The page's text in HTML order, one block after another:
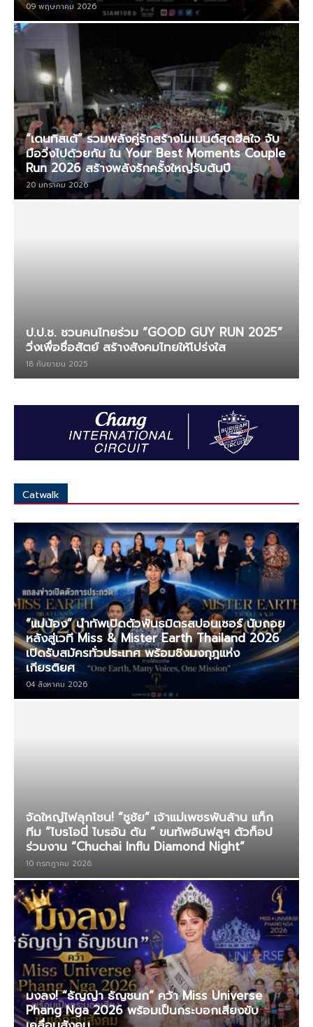
09 พฤษภาคม 2026
“เดนทิสเต้” รวมพลังคู่รักสร้างโมเมนต์สุดฮีลใจ จับ
มือวิ่งไปด้วยกัน ใน Your Best Moments Couple
Run 2026 สร้างพลังรักครั้งใหญ่รับต้นปี
20 มกราคม 2026
ป.ป.ช. ชวนคนไทยร่วม “GOOD GUY RUN 2025”
วิ่งเพื่อซื่อสัตย์ สร้างสังคมไทยให้โปร่งใส
18 กันยายน 2025
Catwalk
“แม่น้อง” นำทัพเปิดตัวพันธมิตรสปอนเซอร์ นับถอย
หลังสู่เวที Miss & Mister Earth Thailand 2026
เปิดรับสมัครทั่วประเทศ พร้อมชิงมงกุฎแห่ง
เกียรติยศ
04 สิงหาคม 2026
จัดใหญ่ไฟลุกโชน! “ชูชัย” เจ้าแม่เพชรพันล้าน แท็ก
ทีม “ไบรโอนี่ ไบรอัน ตัน ” ขนทัพอินฟลูฯ ตัวท็อป
ร่วมงาน “Chuchai Influ Diamond Night”
10 กรกฎาคม 2026
มงลง! “ธัญญ่า ธัญชนก” คว้า Miss Universe
Phang Nga 2026 พร้อมเป็นกระบอกเสียงขับ